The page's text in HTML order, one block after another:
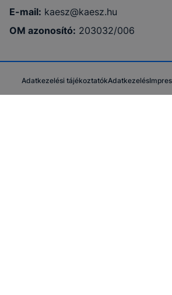
E-mail: kaesz@kaesz.hu
OM azonosító: 203032/006
Adatkezelési tájékoztatókAdatkezelés